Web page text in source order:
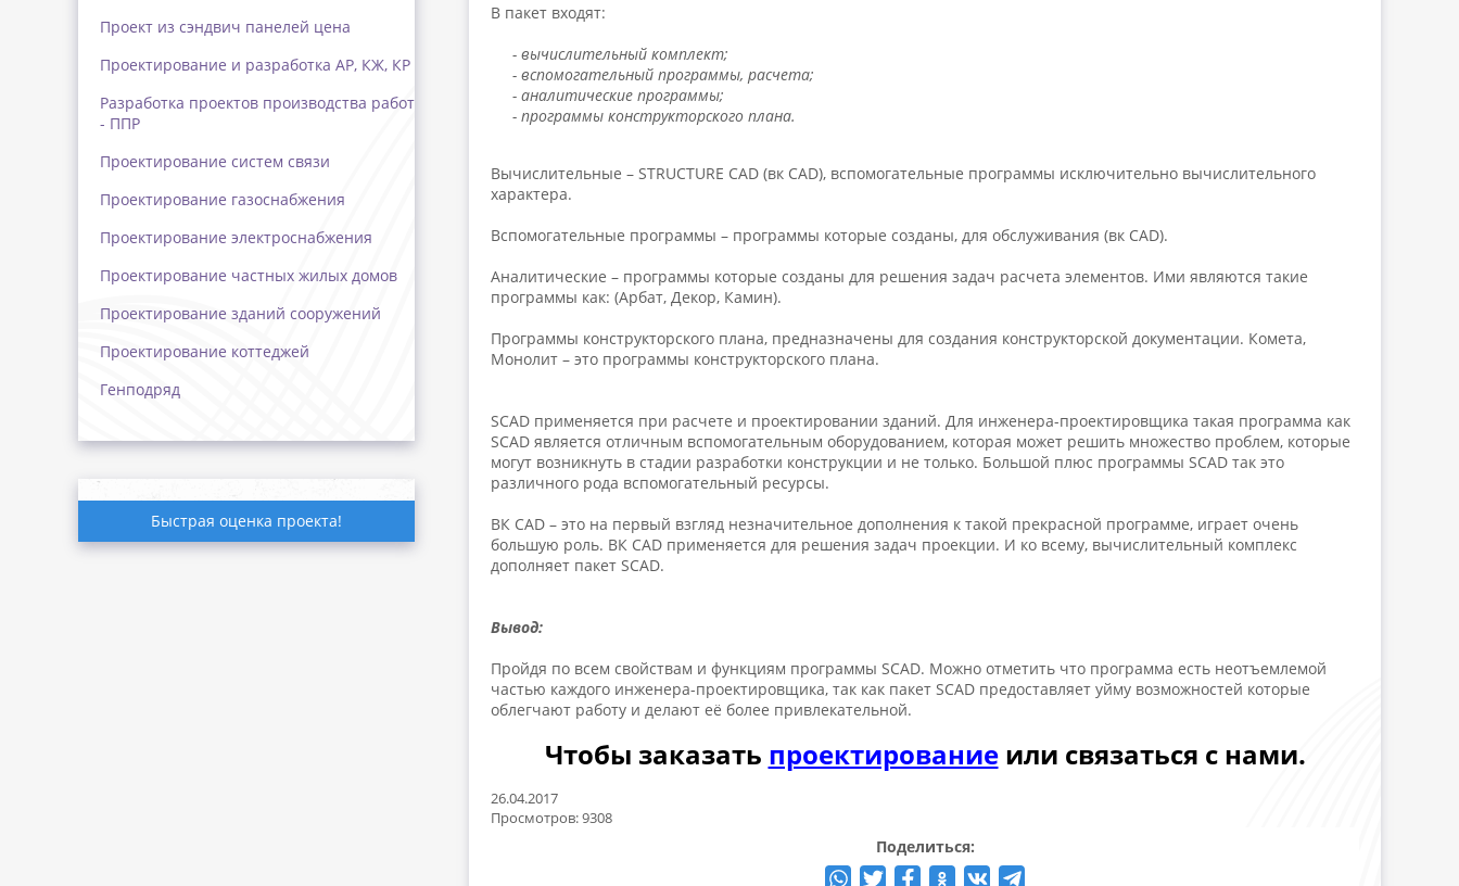
Проект из сэндвич панелей цена
Проектирование и разработка АР, КЖ, КР
Разработка проектов производства работ
- ППР
Проектирование систем связи
Проектирование газоснабжения
Проектирование электроснабжения
Проектирование частных жилых домов
Проектирование зданий сооружений
Проектирование коттеджей
Генподряд
Быстрая оценка проекта!
В пакет входят:
- вычислительный комплект;
- вспомогательный программы, расчета;
- аналитические программы;
- программы конструкторского плана.
Вычислительные – STRUCTURE CAD (вк CAD), вспомогательные программы исключительно вычислительного
характера.
Вспомогательные программы – программы которые созданы, для обслуживания (вк CAD).
Аналитические – программы которые созданы для решения задач расчета элементов. Ими являются такие
программы как: (Арбат, Декор, Камин).
Программы конструкторского плана, предназначены для создания конструкторской документации. Комета,
Монолит – это программы конструкторского плана.
SCAD применяется при расчете и проектировании зданий. Для инженера-проектировщика такая программа как
SCAD является отличным вспомогательным оборудованием, которая может решить множество проблем, которые
могут возникнуть в стадии разработки конструкции и не только. Большой плюс программы SCAD так это
различного рода вспомогательный ресурсы.
ВК CAD – это на первый взгляд незначительное дополнения к такой прекрасной программе, играет очень
большую роль. ВК CAD применяется для решения задач проекции. И ко всему, вычислительный комплекс
дополняет пакет SCAD.
Вывод:
Пройдя по всем свойствам и функциям программы SCAD. Можно отметить что программа есть неотъемлемой
частью каждого инженера-проектировщика, так как пакет SCAD предоставляет уйму возможностей которые
облегчают работу и делают её более привлекательной.
Чтобы заказать проектированиеили связаться с нами.
26.04.2017
Просмотров: 9308
Поделиться: